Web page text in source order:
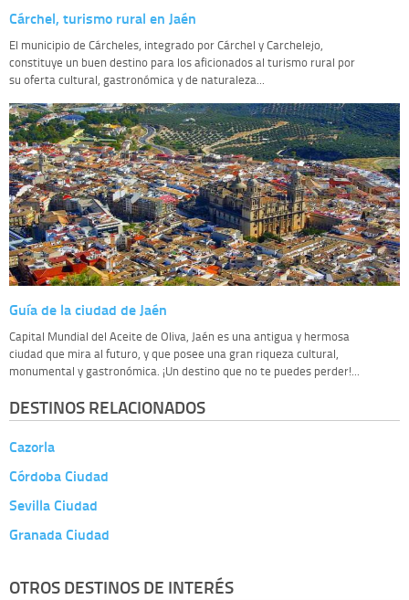
Cárchel, turismo rural en Jaén
El municipio de Cárcheles, integrado por Cárchel y Carchelejo,
constituye un buen destino para los aficionados al turismo rural por
su oferta cultural, gastronómica y de naturaleza...
Guía de la ciudad de Jaén
Capital Mundial del Aceite de Oliva, Jaén es una antigua y hermosa
ciudad que mira al futuro, y que posee una gran riqueza cultural,
monumental y gastronómica. ¡Un destino que no te puedes perder!...
DESTINOS RELACIONADOS
Cazorla
Córdoba Ciudad
Sevilla Ciudad
Granada Ciudad
OTROS DESTINOS DE INTERÉS